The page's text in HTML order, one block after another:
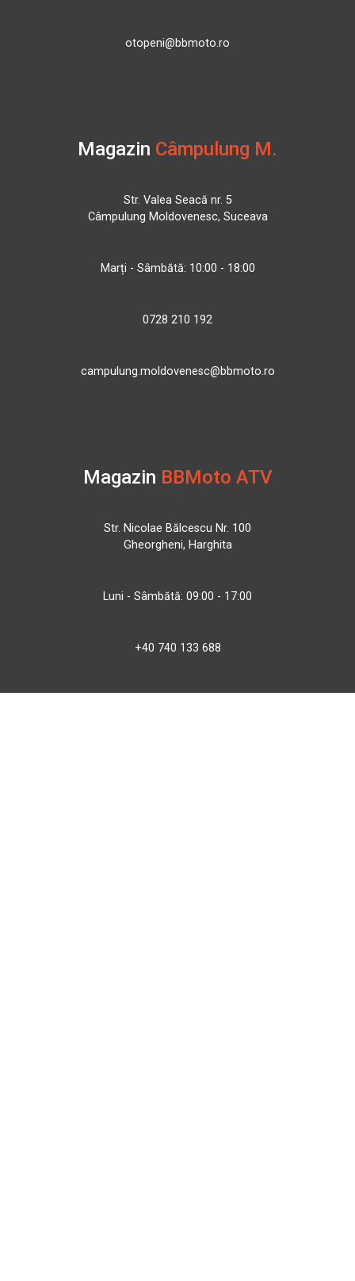
otopeni@bbmoto.ro
Magazin Câmpulung M.
Str. Valea Seacă nr. 5
Câmpulung Moldovenesc, Suceava
Marți - Sâmbătă: 10:00 - 18:00
0728 210 192
campulung.moldovenesc@bbmoto.ro
Magazin BBMoto ATV
Str. Nicolae Bălcescu Nr. 100
Gheorgheni, Harghita
Luni - Sâmbătă: 09:00 - 17:00
+40 740 133 688